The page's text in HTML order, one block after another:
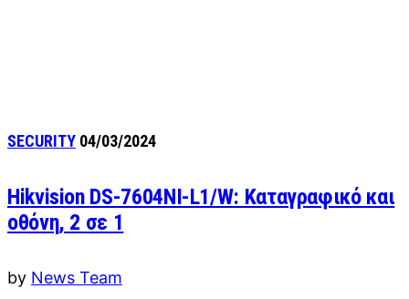
SECURITY 04/03/2024
Hikvision DS-7604NI-L1/W: Καταγραφικό και
οθόνη, 2 σε 1
by News Team